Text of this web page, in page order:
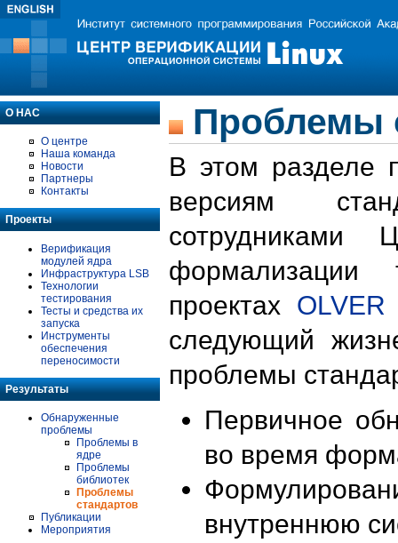
О НАС
О центре
Наша команда
Новости
Партнеры
Контакты
Проекты
Верификация
модулей ядра
Инфраструктура LSB
Технологии
тестирования
Тесты и средства их
запуска
Инструменты
обеспечения
переносимости
Результаты
Обнаруженные
проблемы
Проблемы в
ядре
Проблемы
библиотек
Проблемы
стандартов
Публикации
Мероприятия
Проблемы
В этом разделе
версиям
формализации
проектах OLVER
следующий
проблемы
Первичное
во время
внутреннюю